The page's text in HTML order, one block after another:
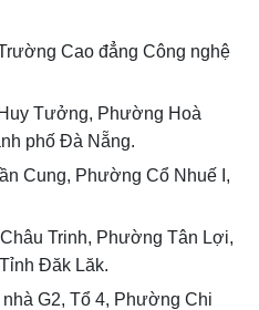
Cao đẳng Công nghệ
Tưởng, Phường Hoà
phố Đà Nẵng.
Cung, Phường Cổ Nhuế I,
Trinh, Phường Tân Lợi,
Đăk Lăk.
G2, Tổ 4, Phường Chi